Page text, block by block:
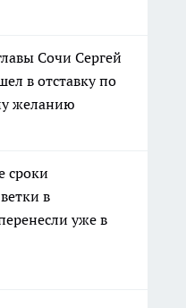
Сочи Сергей
в отставку по
желанию
сроки
в
уже в